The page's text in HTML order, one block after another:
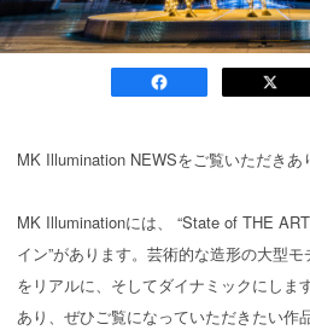
MK Illumination NEWSをご覧いただきあ
MK Illuminationには、 “State of THE
イン”があります。芸術的な造形の大型
をリアルに、そしてダイナミックにしま
あり、ぜひご覧になっていただきたい作